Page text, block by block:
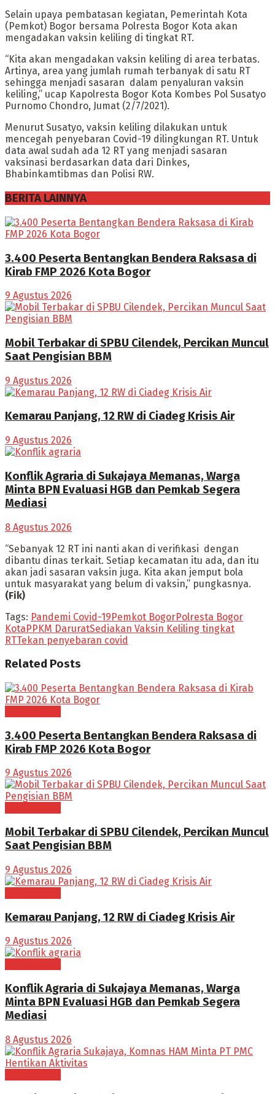
Selain upaya pembatasan kegiatan, Pemerintah Kota
(Pemkot) Bogor bersama Polresta Bogor Kota akan
mengadakan vaksin keliling di tingkat RT.
“Kita akan mengadakan vaksin keliling di area terbatas.
Artinya, area yang jumlah rumah terbanyak di satu RT
sehingga menjadi sasaran dalam penyaluran vaksin
keliling,” ucap Kapolresta Bogor Kota Kombes Pol Susatyo
Purnomo Chondro, Jumat (2/7/2021).
Menurut Susatyo, vaksin keliling dilakukan untuk
mencegah penyebaran Covid-19 dilingkungan RT. Untuk
data awal sudah ada 12 RT yang menjadi sasaran
vaksinasi berdasarkan data dari Dinkes,
Bhabinkamtibmas dan Polisi RW.
BERITA LAINNYA
3.400 Peserta Bentangkan Bendera Raksasa di
Kirab FMP 2026 Kota Bogor
9 Agustus 2026
Mobil Terbakar di SPBU Cilendek, Percikan Muncul
Saat Pengisian BBM
9 Agustus 2026
Kemarau Panjang, 12 RW di Ciadeg Krisis Air
9 Agustus 2026
Konflik Agraria di Sukajaya Memanas, Warga
Minta BPN Evaluasi HGB dan Pemkab Segera
Mediasi
8 Agustus 2026
“Sebanyak 12 RT ini nanti akan di verifikasi dengan
dibantu dinas terkait. Setiap kecamatan itu ada, dan itu
akan jadi sasaran vaksin juga. Kita akan jemput bola
untuk masyarakat yang belum di vaksin,” pungkasnya.
(Fik)
Tags: Pandemi Covid-19Pemkot BogorPolresta Bogor
KotaPPKM DaruratSediakan Vaksin Keliling tingkat
RTTekan penyebaran covid
Related Posts
3.400 Peserta Bentangkan Bendera Raksasa di
Kirab FMP 2026 Kota Bogor
9 Agustus 2026
Mobil Terbakar di SPBU Cilendek, Percikan Muncul
Saat Pengisian BBM
9 Agustus 2026
Kemarau Panjang, 12 RW di Ciadeg Krisis Air
9 Agustus 2026
Konflik Agraria di Sukajaya Memanas, Warga
Minta BPN Evaluasi HGB dan Pemkab Segera
Mediasi
8 Agustus 2026